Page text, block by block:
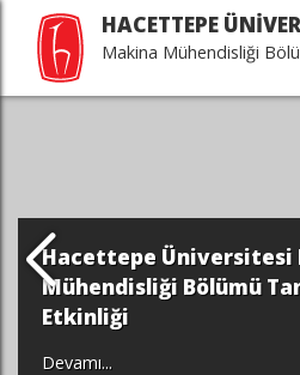
HACETTEPE
Makina Mühendisliği
Hacettepe Üniversitesi
Mühendisliği Bölümü
Etkinliği
Devamı...